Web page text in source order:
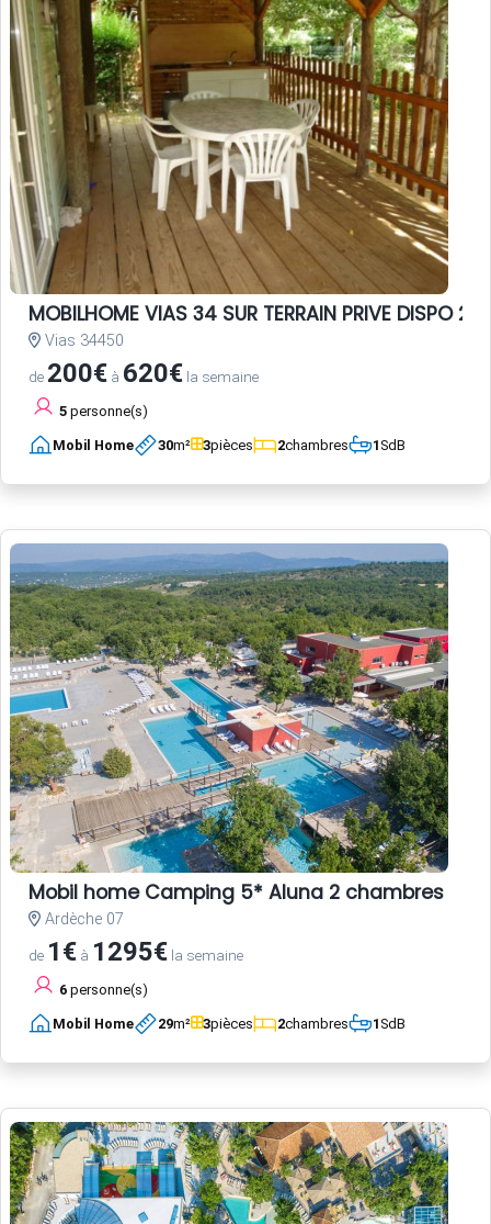
MOBILHOME VIAS 34 SUR TERRAIN PRIVE DISPO 20
Vias 34450
de 200€ à 620€ la semaine
5 personne(s)
Mobil Home 30m² 3pièces 2chambres 1SdB
Mobil home Camping 5* Aluna 2 chambres
Ardèche 07
de 1€ à 1295€ la semaine
6 personne(s)
Mobil Home 29m² 3pièces 2chambres 1SdB